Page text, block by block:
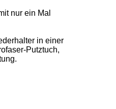
nur ein Mal
in einer
Putztuch,